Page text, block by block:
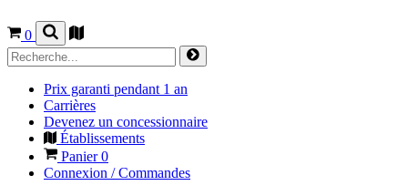
0
Prix garanti pendant 1 an
Carrières
Devenez un concessionnaire
Établissements
Panier0
Connexion / Commandes